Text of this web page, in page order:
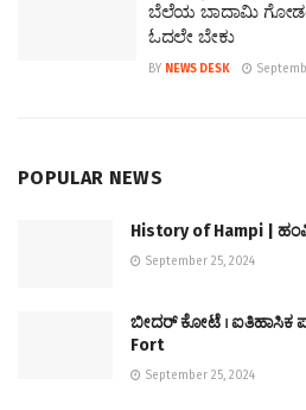
ಬೆಲೆಯ ಬಾದಾಮಿ
ಓದಲೇ ಬೇಕು
BY NEWS DESK
POPULAR NEWS
History of Hampi |
September 25, 2024
ಬೀದರ್ ಕೋಟೆ । ಐತಿಹಾಸಿಕ
Fort
September 25, 2024